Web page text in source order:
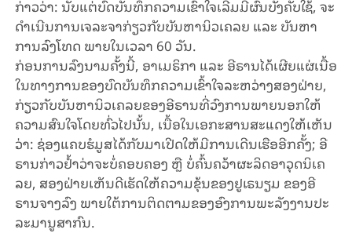
ກ່າວ​ວ່າ: ນັບ​ແຕ່​ບົດ​ບັນ​ທຶກ​ຄວາມ​ເຂົ້າ​ໃຈ​ເລີ່ມ​ມີ​ຜົນ​ບັງ​ຄັບ​ໃຊ້, ຈະ​
ດຳ​ເນີນ​ການ​ເຈ​ລະ​ຈາ​ກ່ຽວ​ກັບ​ບັນ​ຫາ​ນິວ​ເຄ​ລຍ ແລະ ບັນ​ຫາ​
ການ​ລົງ​ໂທດ ພາຍ​ໃນ​ເວ​ລາ 60 ວັນ.
ກ່ອນ​ການ​ລົງ​ນາມ​ຄັ້ງ​ນີ້, ອາ​ເມ​ຣິ​ກາ ແລະ ອີ​ຣານ​ໄດ້​ເຜີຍ​ແຜ່​ເນື້ອ​
ໃນທາງ​ການ​ຂອງ​ບົດ​ບັນ​ທຶກ​ຄວາມ​ເຂົ້າ​ໃຈ​ລະ​ຫວ່າງ​ສອງ​ຝ່າຍ,
ກ່ຽວ​ກັບ​ບັນ​ຫານິວ​ເຄ​ລຍ​​ຂອງອີ​ຣານ​ທີ່​ວົງ​ການ​ພາຍນອກ​ໃຫ້​
ຄວາມ​ສົນ​ໃຈ​ໂດຍ​ທົ່ວ​ໄປ​ນັ້ນ, ເນື້ອ​ໃນ​ເອ​ກະ​ສານ​ສະ​ແດງ​ໃຫ້​ເຫັນ​
ວ່າ: ຊ່ອງ​ແຄບ​ຮໍ​ມູ​ສ​ໄດ້​ກັບ​ມາ​ເປີດ​ໃຫ້​ມີການ​ເດີນ​ເຮືອ​ອີກ​ຄັ້ງ; ອີ​
ຣານ​ກ່າວ​ຢ້ຳ​ວ່າ​ຈະ​ບໍ່​​ຄອບ​ຄອງ ຫຼື ບໍ່​ຄົ້ນ​ຄວ້າ​ຜະ​ລິດ​ອາ​ວຸດ​ນິ​ເຄ​
ລຍ, ສອງ​ຝ່າຍ​ເຫັນ​ດີ​ເຮັດ​ໃຫ້​ຄວາມ​ຂຸ້ນ​ຂອງ​ຢູ​ເຣ​ນຽມ​ ຂອງ​ອີ​
ຣານ​ຈາງ​ລົງ ພາຍ​ໃຕ້​ການ​ຕິດ​ຕາມ​ຂອງ​ອົງ​ການ​ພະ​ລັງ​ງານ​ປະ​
ລະ​ມາ​ນູ​ສາ​ກົນ.